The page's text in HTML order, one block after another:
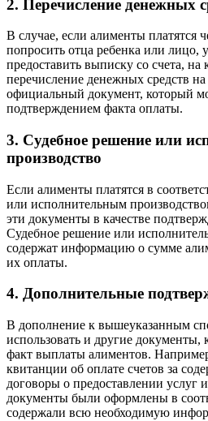
2. Перечисление денежных
В случае, если алименты платятся
попросить отца ребенка или
предоставить выписку со счета, на
перечисление денежных средств
официальный документ, который
подтверждением факта оплаты.
3. Судебное решение или
производство
Если алименты платятся в
или исполнительным
эти документы в качестве
Судебное решение или
содержат информацию о сумме
их оплаты.
4. Дополнительные
В дополнение к вышеуказанным
использовать и другие
факт выплаты алиментов.
квитанции об оплате счетов за
договоры о предоставлении услуг
документы были оформлены в
содержали всю необходимую